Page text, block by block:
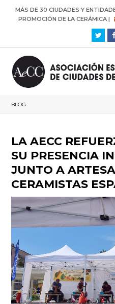
MÁS DE 30 CIUDADES Y
PROMOCIÓN DE LA CERÁMICA |
BLOG
LA AECC
SU PRESENCIA
JUNTO A
CERAMISTAS